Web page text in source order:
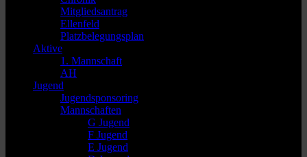
Mitgliedsantrag
Ellenfeld
Platzbelegungsplan
Aktive
1. Mannschaft
AH
Jugend
Jugendsponsoring
Mannschaften
G Jugend
F Jugend
E Jugend